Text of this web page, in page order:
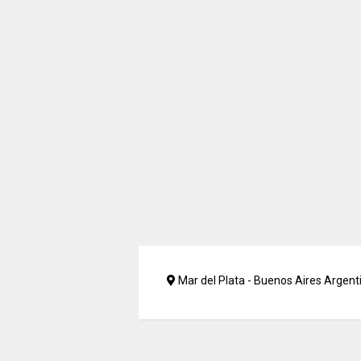
Mar del Plata - Buenos Aires